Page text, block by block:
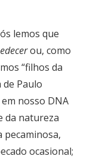
lemos que
ou, como
“filhos da
de Paulo
nosso DNA
da natureza
pecaminosa,
ocasional;